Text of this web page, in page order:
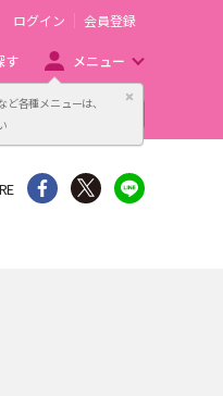
各種メニューは、
閉じる
ログイン 会員登録
す メニュー
者向け販売サービス
シェア Twitter